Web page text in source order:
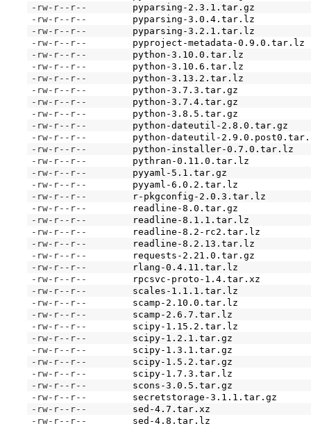
-rw-r--r--
pyparsing-2.3.1.tar.gz
-rw-r--r--
pyparsing-3.0.4.tar.lz
-rw-r--r--
pyparsing-3.2.1.tar.lz
-rw-r--r--
pyproject-metadata-0.9.0.tar.lz
-rw-r--r--
python-3.10.0.tar.lz
-rw-r--r--
python-3.10.6.tar.lz
-rw-r--r--
python-3.13.2.tar.lz
-rw-r--r--
python-3.7.3.tar.gz
-rw-r--r--
python-3.7.4.tar.gz
-rw-r--r--
python-3.8.5.tar.gz
-rw-r--r--
python-dateutil-2.8.0.tar.gz
-rw-r--r--
python-dateutil-
-rw-r--r--
python-installer-0.7.0.tar.lz
-rw-r--r--
pythran-0.11.0.tar.lz
-rw-r--r--
pyyaml-5.1.tar.gz
-rw-r--r--
pyyaml-6.0.2.tar.lz
-rw-r--r--
r-pkgconfig-2.0.3.tar.lz
-rw-r--r--
readline-8.0.tar.gz
-rw-r--r--
readline-8.1.1.tar.lz
-rw-r--r--
readline-8.2-rc2.tar.lz
-rw-r--r--
readline-8.2.13.tar.lz
-rw-r--r--
requests-2.21.0.tar.gz
-rw-r--r--
rlang-0.4.11.tar.lz
-rw-r--r--
rpcsvc-proto-1.4.tar.xz
-rw-r--r--
scales-1.1.1.tar.lz
-rw-r--r--
scamp-2.10.0.tar.lz
-rw-r--r--
scamp-2.6.7.tar.lz
-rw-r--r--
scipy-1.15.2.tar.lz
-rw-r--r--
scipy-1.2.1.tar.gz
-rw-r--r--
scipy-1.3.1.tar.gz
-rw-r--r--
scipy-1.5.2.tar.gz
-rw-r--r--
scipy-1.7.3.tar.lz
-rw-r--r--
scons-3.0.5.tar.gz
-rw-r--r--
secretstorage-3.1.1.tar.gz
-rw-r--r--
sed-4.7.tar.xz
-rw-r--r--
sed-4.8.tar.lz